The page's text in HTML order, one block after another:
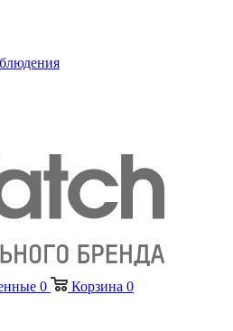
0 Корзина 0